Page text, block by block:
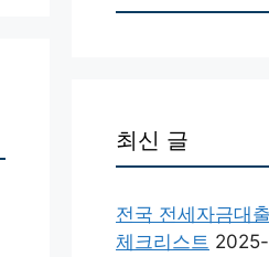
최신 글
전국 전세자금대
체크리스트 2025-